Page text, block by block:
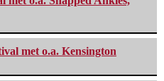
met o.a. Kensington